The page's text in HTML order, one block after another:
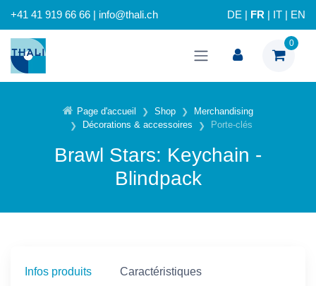
+41 41 919 66 66 | info@thali.ch DE FR IT EN
0
Page d'accueil Shop
Merchandising
Décorations & accessoires
Porte-clés
Brawl Stars: Keychain -
Blindpack
Infos produits Caractéristiques